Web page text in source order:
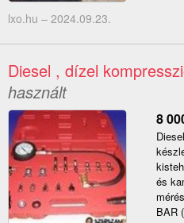
lxo.hu – 2024.09.23.
Diesel , dízel
használt
8
és
BAR